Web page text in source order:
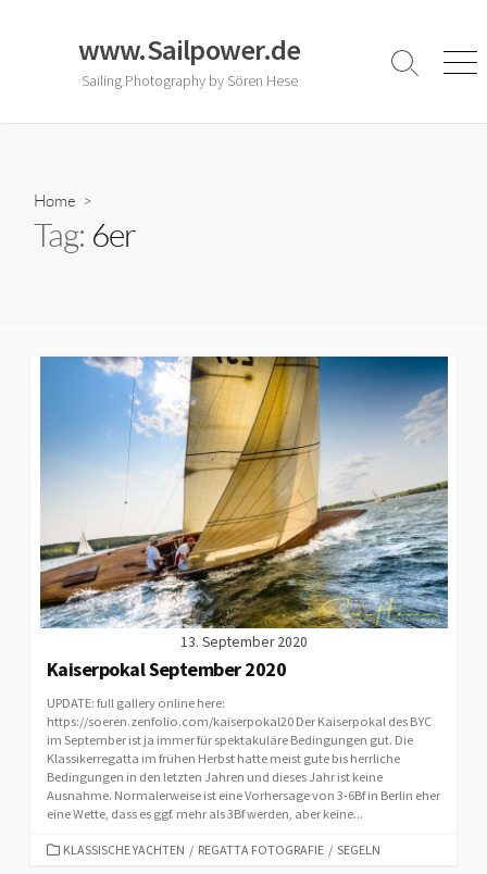
www.Sailpower.de
Sailing Photography by Sören Hese
Search
Home >
Tag: 6er
13. September 2020
Kaiserpokal September 2020
UPDATE: full gallery online here:
https://soeren.zenfolio.com/kaiserpokal20 Der Kaiserpokal des BYC
im September ist ja immer für spektakuläre Bedingungen gut. Die
Klassikerregatta im frühen Herbst hatte meist gute bis herrliche
Bedingungen in den letzten Jahren und dieses Jahr ist keine
Ausnahme. Normalerweise ist eine Vorhersage von 3-6Bf in Berlin eher
eine Wette, dass es ggf. mehr als 3Bf werden, aber keine...
CATEGORIES
KLASSISCHE YACHTEN / REGATTA FOTOGRAFIE / SEGELN